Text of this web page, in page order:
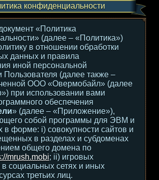
конфиденциальности
«Политика
(далее – «Политика»)
в отношении обработки
данных и правила
иной персональной
(далее также –
ООО «Овермобайл» (далее
при использовании вами
обеспечения
» (далее – «Приложение»),
собой программы для ЭВМ и
в форме: i) совокупности сайтов и
в разделах и субдоменах
общего домена по
mrush.mobi; ii) игровых
социальных сетях и иных
третьих лиц.